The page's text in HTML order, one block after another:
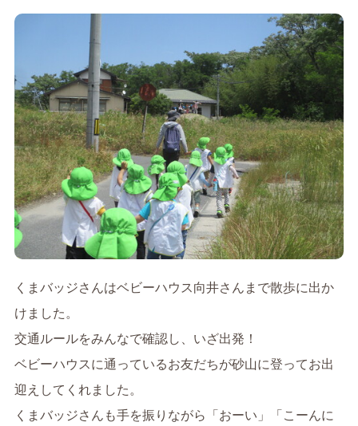
くまバッジさんはベビーハウス向井さんまで散歩に出か
けました。
交通ルールをみんなで確認し、いざ出発！
ベビーハウスに通っているお友だちが砂山に登ってお出
迎えしてくれました。
くまバッジさんも手を振りながら「おーい」「こーんに